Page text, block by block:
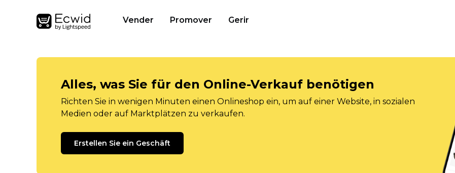
Vender Promover Gerir
Alles, was Sie für den Online-Verkauf benötigen
Richten Sie in wenigen Minuten einen Onlineshop ein, um auf einer Website, in sozialen
Medien oder auf Marktplätzen zu verkaufen.
Erstellen Sie ein Geschäft